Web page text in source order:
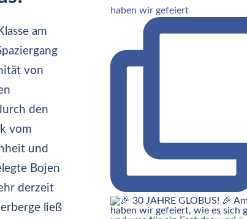
am
von
den
vom
und
Bojen
derzeit
ließ
haben wir gefeiert